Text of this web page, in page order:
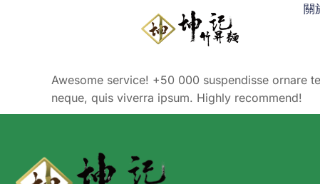
關
Awesome serviсe! +50 000 suspendisse ornare
neque, quis viverra ipsum. Highly recommend!